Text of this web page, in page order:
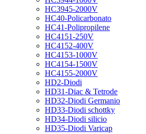
HC3945-2000V
HC40-Policarbonato
HC41-Polipropilene
HC4151-250V
HC4152-400V
HC4153-1000V
HC4154-1500V
HC4155-2000V
HD2-Diodi
HD31-Diac & Tetrode
HD32-Diodi Germanio
HD33-Diodi schottky
HD34-Diodi silicio
HD35-Diodi Varicap